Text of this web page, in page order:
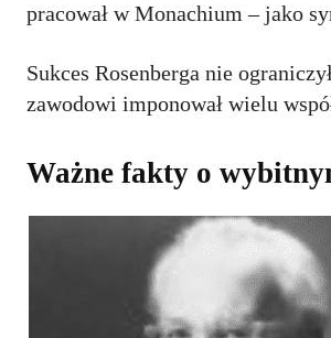
pracował w Monachium – jako
Sukces Rosenberga nie
zawodowi imponował wielu
Ważne fakty o